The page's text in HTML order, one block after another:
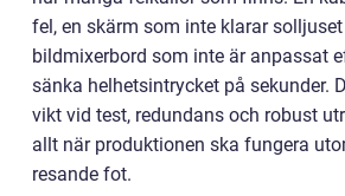
fel, en skärm som inte klarar
bildmixerbord som inte är anpassat
sänka helhetsintrycket på sekunder.
vikt vid test, redundans och robust
allt när produktionen ska fungera
resande fot.